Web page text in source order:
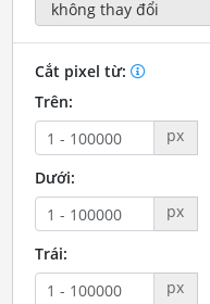
Cắt pixel từ:
Trên:
px
Dưới:
px
Trái:
px